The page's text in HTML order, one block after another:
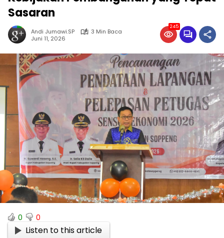
Sasaran
Andi Jumawi.SP
3 Min Baca
Juni 11, 2026
245
0 0
Listen to this article